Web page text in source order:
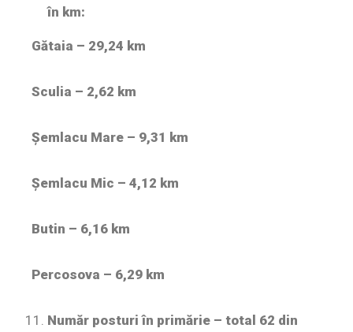
în km:
Gătaia – 29,24 km
Sculia – 2,62 km
Șemlacu Mare – 9,31 km
Șemlacu Mic – 4,12 km
Butin – 6,16 km
Percosova – 6,29 km
Număr posturi în primărie – total 62 din